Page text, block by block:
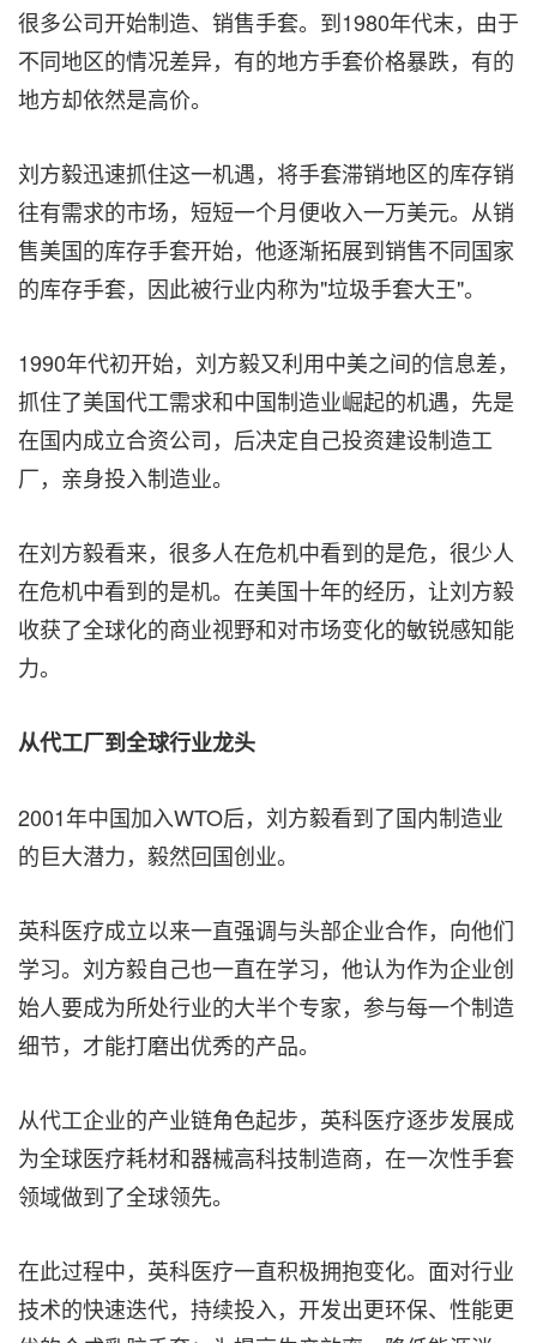
很多公司开始制造、销售手套。到1980年代末，由于
不同地区的情况差异，有的地方手套价格暴跌，有的
地方却依然是高价。
刘方毅迅速抓住这一机遇，将手套滞销地区的库存销
往有需求的市场，短短一个月便收入一万美元。从销
售美国的库存手套开始，他逐渐拓展到销售不同国家
的库存手套，因此被行业内称为"垃圾手套大王"。
1990年代初开始，刘方毅又利用中美之间的信息差，
抓住了美国代工需求和中国制造业崛起的机遇，先是
在国内成立合资公司，后决定自己投资建设制造工
厂，亲身投入制造业。
在刘方毅看来，很多人在危机中看到的是危，很少人
在危机中看到的是机。在美国十年的经历，让刘方毅
收获了全球化的商业视野和对市场变化的敏锐感知能
力。
从代工厂到全球行业龙头
2001年中国加入WTO后，刘方毅看到了国内制造业
的巨大潜力，毅然回国创业。
英科医疗成立以来一直强调与头部企业合作，向他们
学习。刘方毅自己也一直在学习，他认为作为企业创
始人要成为所处行业的大半个专家，参与每一个制造
细节，才能打磨出优秀的产品。
从代工企业的产业链角色起步，英科医疗逐步发展成
为全球医疗耗材和器械高科技制造商，在一次性手套
领域做到了全球领先。
在此过程中，英科医疗一直积极拥抱变化。面对行业
技术的快速迭代，持续投入，开发出更环保、性能更